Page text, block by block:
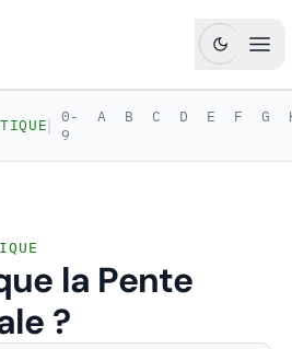
aéronautiques de précision
| 0-
9
A B C D E F G
la Pente
?